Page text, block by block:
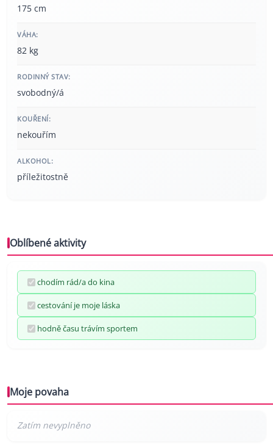
175 cm
VÁHA:
82 kg
RODINNÝ STAV:
svobodný/á
KOUŘENÍ:
nekouřím
ALKOHOL:
příležitostně
Oblíbené aktivity
chodím rád/a do kina
cestování je moje láska
hodně času trávím sportem
Moje povaha